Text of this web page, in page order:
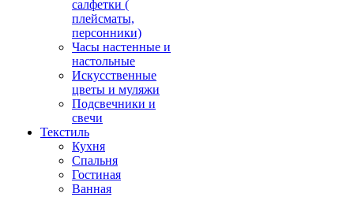
салфетки (
плейсматы,
персонники)
Часы настенные и
настольные
Искусственные
цветы и муляжи
Подсвечники и
свечи
Текстиль
Кухня
Спальня
Гостиная
Ванная